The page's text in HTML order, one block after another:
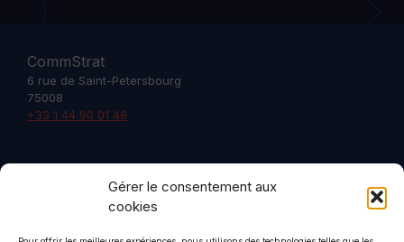
Gérer le consentement aux
cookies
CommStrat
6 rue de Saint-Petersbourg
75008
+33 1 44 90 01 46